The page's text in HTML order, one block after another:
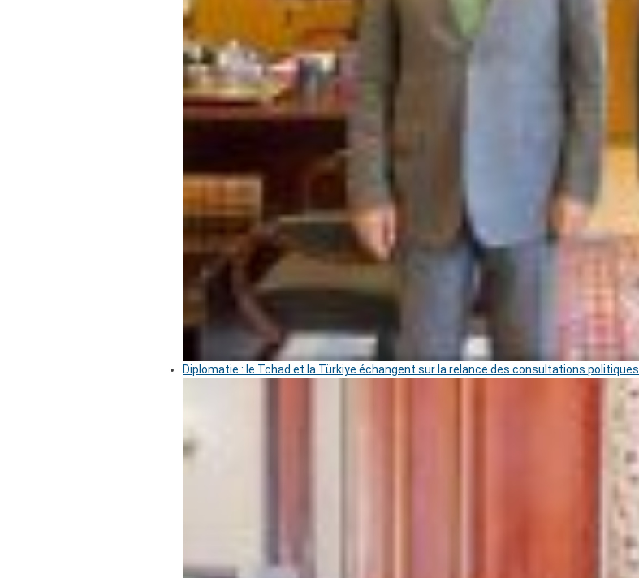
Diplomatie : le Tchad et la Türkiye échangent sur la relance des consultations politiques